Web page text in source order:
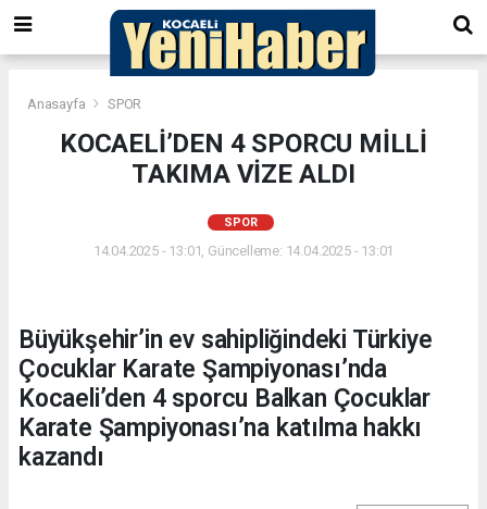
Anasayfa SPOR
KOCAELİ’DEN 4 SPORCU MİLLİ
TAKIMA VİZE ALDI
SPOR
14.04.2025 - 13:01, Güncelleme: 14.04.2025 - 13:01
Büyükşehir’in ev sahipliğindeki Türkiye
Çocuklar Karate Şampiyonası’nda
Kocaeli’den 4 sporcu Balkan Çocuklar
Karate Şampiyonası’na katılma hakkı
kazandı